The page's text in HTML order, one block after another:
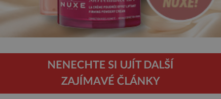
NENECHTE SI UJÍT DALŠÍ
ZAJÍMAVÉ ČLÁNKY